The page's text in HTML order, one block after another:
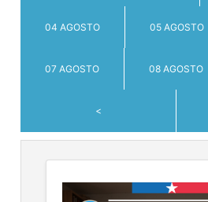
04 AGOSTO 05 AGOSTO
07 AGOSTO 08 AGOSTO
<